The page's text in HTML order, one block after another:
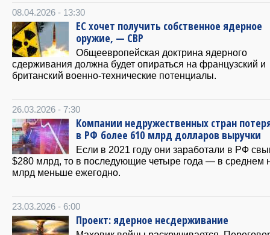
08.04.2026 - 13:30
ЕС хочет получить собственное ядерное
оружие, — СВР
Общеевропейская доктрина ядерного
сдерживания должна будет опираться на французский и
британский военно-технические потенциалы.
26.03.2026 - 7:30
Компании недружественных стран
в РФ более 610 млрд долларов выручки
Если в 2021 году они заработали в РФ
$280 млрд, то в последующие четыре года — в среднем
млрд меньше ежегодно.
23.03.2026 - 6:00
Проект: ядерное несдерживание